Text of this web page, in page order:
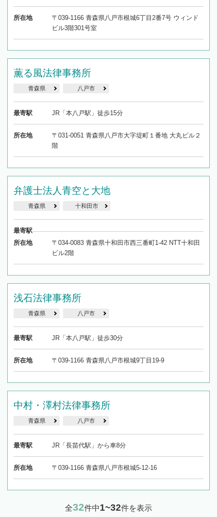
所在地
〒039-1166 青森県八戸市根城6丁目2番7号 ウィンド
ビル3階301号室
薫る風法律事務所
青森県 八戸市
最寄駅 JR「本八戸駅」徒歩15分
所在地
〒031-0051 青森県八戸市大字堤町１番地 大丸ビル２
階
弁護士法人青空と大地
青森県 十和田市
最寄駅
所在地
〒034-0083 青森県十和田市西三番町1-42 NTT十和田
ビル2階
浅石法律事務所
青森県 八戸市
最寄駅 JR「本八戸駅」徒歩30分
所在地 〒039-1166 青森県八戸市根城9丁目19-9
中村・澤村法律事務所
青森県 八戸市
最寄駅 JR「長苗代駅」から車8分
所在地 〒039-1166 青森県八戸市根城5-12-16
全32件中1~32件を表示